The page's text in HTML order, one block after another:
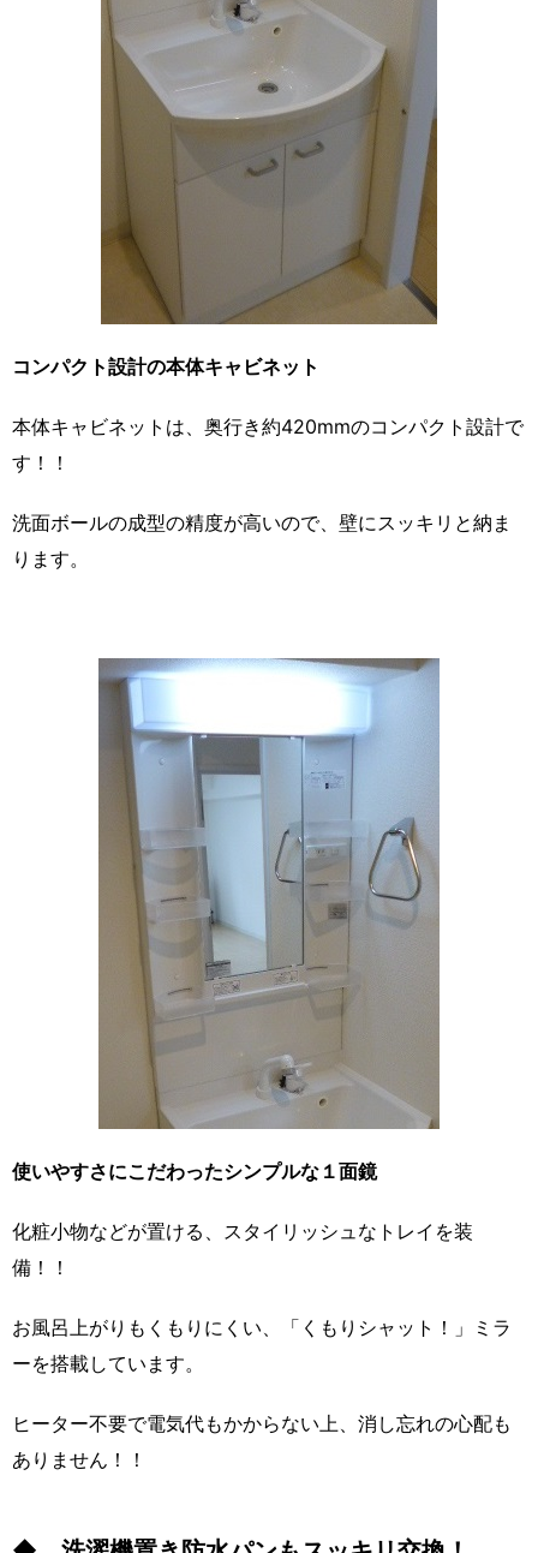
コンパクト設計の本体キャビネット
本体キャビネットは、奥行き約420mmのコンパクト設計で
す！！
洗面ボールの成型の精度が高いので、壁にスッキリと納ま
ります。
使いやすさにこだわったシンプルな１面鏡
化粧小物などが置ける、スタイリッシュなトレイを装
備！！
お風呂上がりもくもりにくい、「くもりシャット！」ミラ
ーを搭載しています。
ヒーター不要で電気代もかからない上、消し忘れの心配も
ありません！！